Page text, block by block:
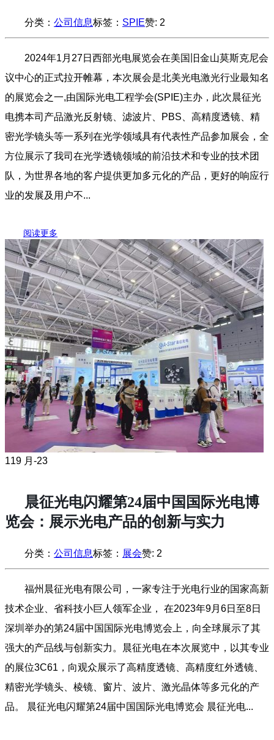
分类： 公司信息标签： SPIE赞: 2
2024年1月27日西部光电展览会在美国旧金山莫斯克尼会
议中心的正式拉开帷幕，本次展会是北美光电激光行业最知名
的展览会之一,由国际光电工程学会(SPIE)主办，此次晨征光
电携本司产品激光反射镜、滤波片、PBS、高精度透镜、精
密光学镜头等一系列在光学领域具有代表性产品参加展会，全
方位展示了我司在光学透镜领域的前沿技术和专业的技术团
队，为世界各地的客户提供更加多元化的产品，更好的响应行
业的发展及用户不...
阅读更多
119 月-23
晨征光电闪耀第24届中国国际光电博
览会：展示光电产品的创新与实力
分类： 公司信息标签： 展会赞: 2
福州晨征光电有限公司，一家专注于光电行业的国家高新
技术企业、省科技小巨人领军企业， 在2023年9月6日至8日
深圳举办的第24届中国国际光电博览会上，向全球展示了其
强大的产品线与创新实力。晨征光电在本次展览中，以其专业
的展位3C61，向观众展示了高精度透镜、高精度红外透镜、
精密光学镜头、棱镜、窗片、波片、激光晶体等多元化的产
品。 晨征光电闪耀第24届中国国际光电博览会 晨征光电...